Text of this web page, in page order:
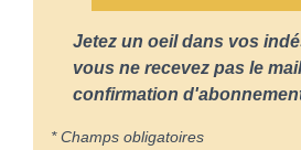
Jetez un oeil dans vos
vous ne recevez pas le
confirmation
* Champs obligatoires